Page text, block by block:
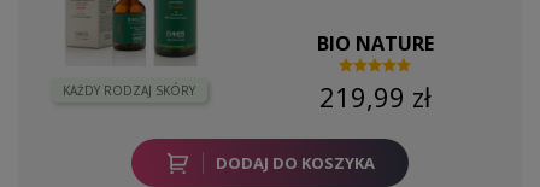
KAŻDY RODZAJ SKÓRY
BIO NATURE
219,99 zł
DODAJ DO KOSZYKA